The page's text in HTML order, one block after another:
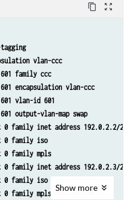
content_copy zoom_out_map
vlan-ccc
family ccc
encapsulation vlan-ccc
vlan-id 601
output-vlan-map swap
family inet address 192.0.2.2/24
0 family iso
0 family mpls
family inet address 192.0.2.3/24
0 family iso
family mpls
Show more